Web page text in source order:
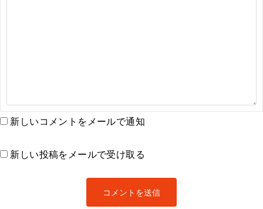
新しいコメントをメールで通知
新しい投稿をメールで受け取る